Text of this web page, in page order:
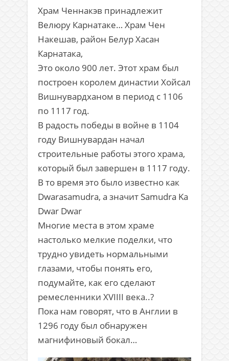
Храм Ченнакэв принадлежит
Велюру Карнатаке… Храм Чен
Накешав, район Белур Хасан
Карнатака,
Это около 900 лет. Этот храм был
построен королем династии Хойсал
Вишнувардханом в период с 1106
по 1117 год.
В радость победы в войне в 1104
году Вишнувардан начал
строительные работы этого храма,
который был завершен в 1117 году.
В то время это было известно как
Dwarasamudra, а значит Samudra Ka
Dwar Dwar
Многие места в этом храме
настолько мелкие поделки, что
трудно увидеть нормальными
глазами, чтобы понять его,
подумайте, как его сделают
ремесленники XVIIII века..?
Пока нам говорят, что в Англии в
1296 году был обнаружен
магнифиновый бокал…